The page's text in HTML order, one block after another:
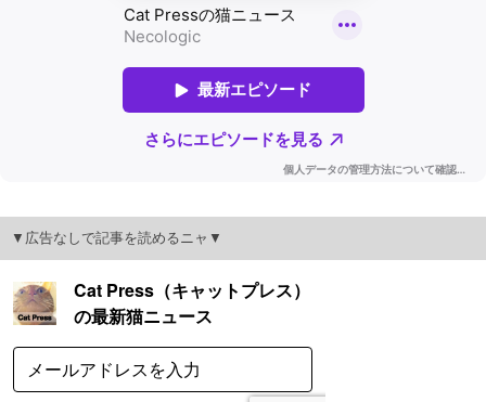
▼広告なしで記事を読めるニャ▼